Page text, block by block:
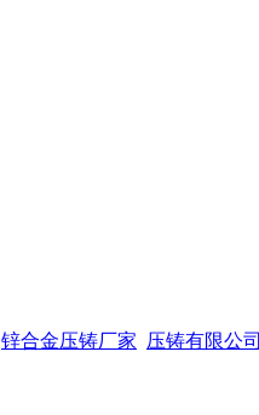
锌合金压铸厂家 压铸有限公司